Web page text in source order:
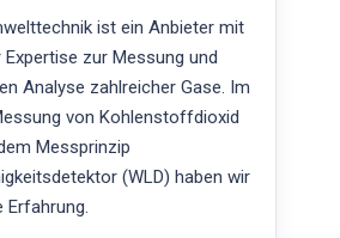
ist ein Anbieter mit
zur Messung und
Analyse zahlreicher Gase. Im
von Kohlenstoffdioxid
Messprinzip
(WLD) haben wir
Erfahrung.